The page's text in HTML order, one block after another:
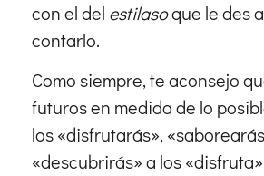
con el del estilasoque le des
contarlo.
Como siempre, te aconsejo
futuros en medida de lo
los «disfrutarás»,
«descubrirás» a los